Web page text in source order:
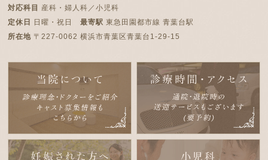
対応科目
産科・婦人科／小児科
定休日
日曜・祝日最寄駅 東急田園都市線 青葉台駅
所在地 〒227-0062 横浜市青葉区青葉台1-29-15